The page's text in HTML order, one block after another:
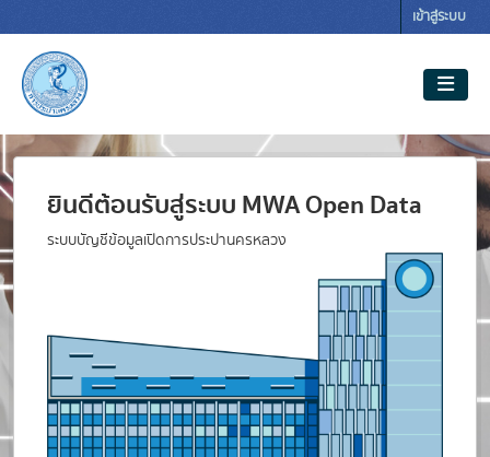
เข้าสู่ระบบ
ยินดีต้อนรับสู่ระบบ MWA Open Data
ระบบบัญชีข้อมูลเปิดการประปานครหลวง